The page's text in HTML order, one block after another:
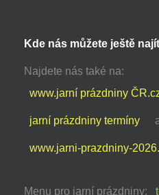
Kde nás můžete ještě
Najdete nás také na:
www.jarní prázdniny
jarní prázdniny termíny
www.jarni-prazdniny-
Menu pro jarní prázdniny: